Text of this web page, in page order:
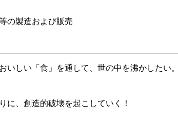
の製造および販売
いしい「食」を通して、世の中を沸かしたい
に、創造的破壊を起こしていく！